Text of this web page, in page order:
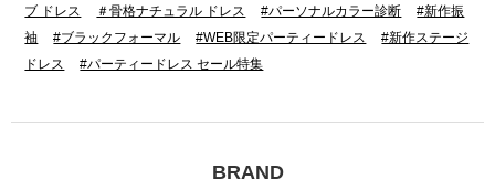
ブ ドレス
＃骨格ナチュラル ドレス #パーソナルカラー診断
#新作振
袖
#ブラックフォーマル #WEB限定パーティードレス
#新作ステージ
ドレス
#パーティードレス セール特集
BRAND